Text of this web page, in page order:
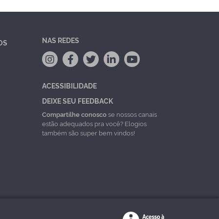
NAS REDES
ACESSIBILIDADE
DEIXE SEU FEEDBACK
Compartilhe conoscose nossos canais
estão adequados pra você? Elogios
também são super bem vindos!